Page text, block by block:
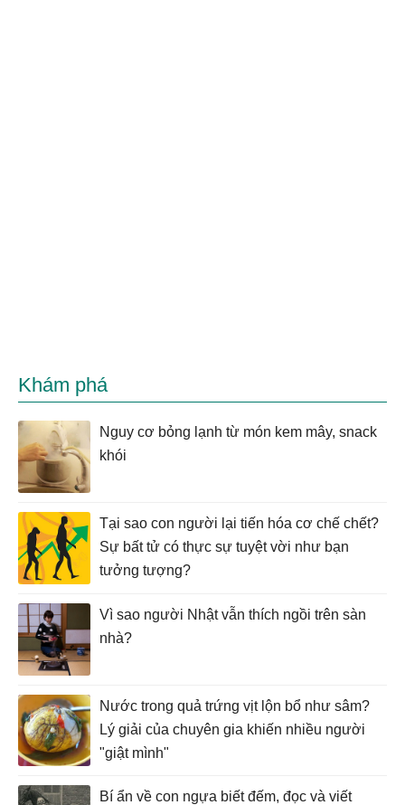
Khám phá
Nguy cơ bỏng lạnh từ món kem mây, snack
khói
Tại sao con người lại tiến hóa cơ chế chết?
Sự bất tử có thực sự tuyệt vời như bạn
tưởng tượng?
Vì sao người Nhật vẫn thích ngồi trên sàn
nhà?
Nước trong quả trứng vịt lộn bổ như sâm?
Lý giải của chuyên gia khiến nhiều người
"giật mình"
Bí ẩn về con ngựa biết đếm, đọc và viết